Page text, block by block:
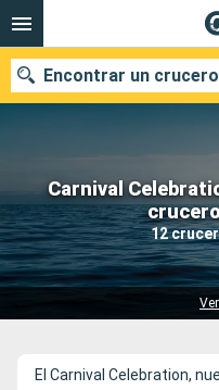
Carnival
12
Encontrar un crucero
Nuestros destinos
Fecha de salida
El Carnival Celebration,